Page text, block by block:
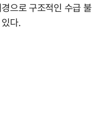
으로 구조적인 수급 불
다.